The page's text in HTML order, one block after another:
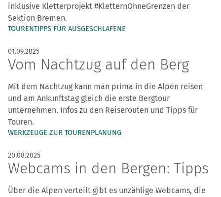
inklusive Kletterprojekt #KletternOhneGrenzen der
Sektion Bremen.
TOURENTIPPS FÜR AUSGESCHLAFENE
01.09.2025
Vom Nachtzug auf den Berg
Mit dem Nachtzug kann man prima in die Alpen reisen
und am Ankunftstag gleich die erste Bergtour
unternehmen. Infos zu den Reiserouten und Tipps für
Touren.
WERKZEUGE ZUR TOURENPLANUNG
20.08.2025
Webcams in den Bergen: Tipps
Über die Alpen verteilt gibt es unzählige Webcams, die